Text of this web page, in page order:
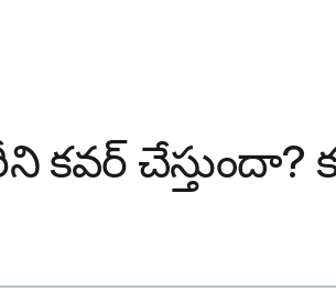
కవర్ చేస్తుందా?